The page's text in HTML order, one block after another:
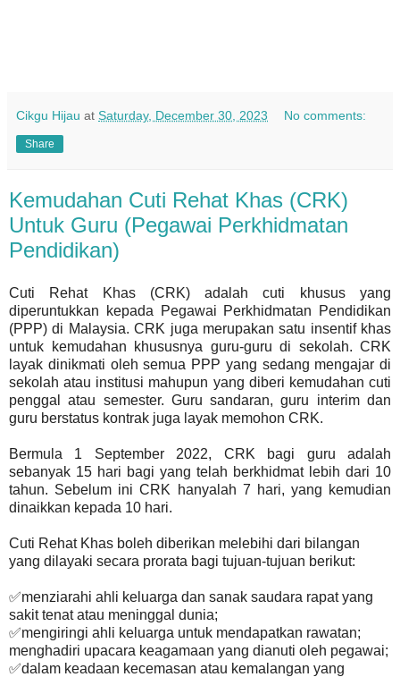
Cikgu Hijau at Saturday, December 30, 2023 No comments:
Share
Kemudahan Cuti Rehat Khas (CRK)
Untuk Guru (Pegawai Perkhidmatan
Pendidikan)
Cuti Rehat Khas (CRK) adalah cuti khusus yang
diperuntukkan kepada Pegawai Perkhidmatan Pendidikan
(PPP) di Malaysia. CRK juga merupakan satu insentif khas
untuk kemudahan khususnya guru-guru di sekolah. CRK
layak dinikmati oleh semua PPP yang sedang mengajar di
sekolah atau institusi mahupun yang diberi kemudahan cuti
penggal atau semester. Guru sandaran, guru interim dan
guru berstatus kontrak juga layak memohon CRK.
Bermula 1 September 2022, CRK bagi guru adalah
sebanyak 15 hari bagi yang telah berkhidmat lebih dari 10
tahun. Sebelum ini CRK hanyalah 7 hari, yang kemudian
dinaikkan kepada 10 hari.
Cuti Rehat Khas boleh diberikan melebihi dari bilangan
yang dilayaki secara prorata bagi tujuan-tujuan berikut:
✅menziarahi ahli keluarga dan sanak saudara rapat yang
sakit tenat atau meninggal dunia;
✅mengiringi ahli keluarga untuk mendapatkan rawatan;
menghadiri upacara keagamaan yang dianuti oleh pegawai;
✅dalam keadaan kecemasan atau kemalangan yang